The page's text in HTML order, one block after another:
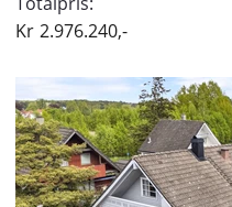
Kr 2.976.240,-